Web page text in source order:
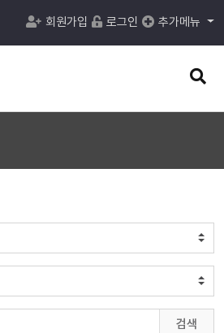
회원가입 로그인 추가메뉴
검
버
검색